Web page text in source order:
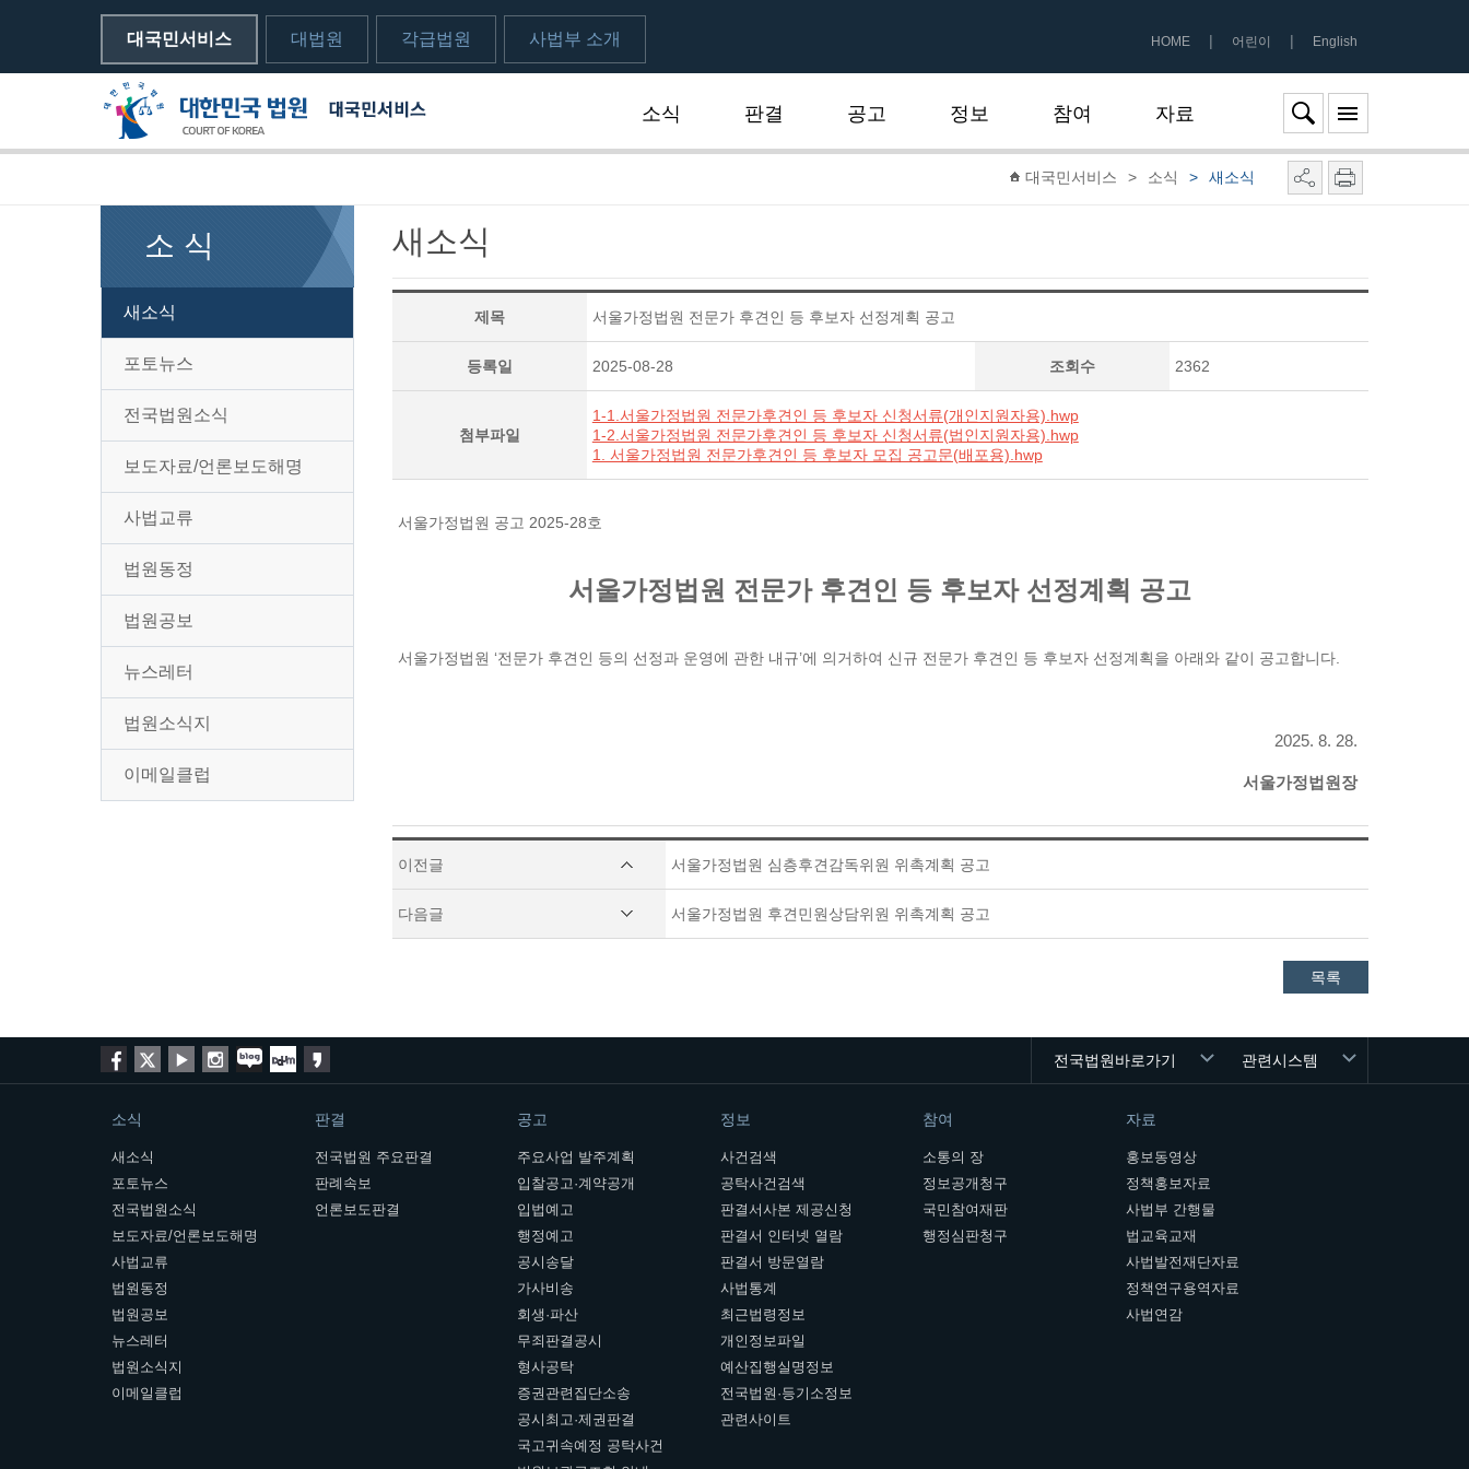
대국민서비스 대법원 각급법원 사법부 소개 HOME | 어린이 | English
소식 판결 공고 정보 참여 자료
메뉴전체보기
대국민서비스 > 소식 > 새소식
소 식
새소식
포토뉴스
전국법원소식
보도자료/언론보도해명
사법교류
법원동정
법원공보
뉴스레터
법원소식지
이메일클럽
새소식
제목 서울가정법원 전문가 후견인 등 후보자 선정계획 공고
등록일 2025-08-28 조회수 2362
첨부파일
1-1.서울가정법원 전문가후견인 등 후보자 신청서류(개인지원자용).hwp
1-2.서울가정법원 전문가후견인 등 후보자 신청서류(법인지원자용).hwp
1. 서울가정법원 전문가후견인 등 후보자 모집 공고문(배포용).hwp
서울가정법원 공고 2025-28호
서울가정법원 전문가 후견인 등 후보자 선정계획 공고
서울가정법원 ‘전문가 후견인 등의 선정과 운영에 관한 내규’에 의거하여 신규 전문가 후견인 등 후보자 선정계획을 아래와 같이 공고합니다.
2025. 8. 28.
서울가정법원장
이전글 서울가정법원 심층후견감독위원 위촉계획 공고
다음글 서울가정법원 후견민원상담위원 위촉계획 공고
목록
전국법원바로가기 관련시스템
소식
새소식
포토뉴스
전국법원소식
보도자료/언론보도해명
사법교류
법원동정
법원공보
뉴스레터
법원소식지
이메일클럽
판결
전국법원 주요판결
판례속보
언론보도판결
공고
주요사업 발주계획
입찰공고·계약공개
입법예고
행정예고
공시송달
가사비송
회생·파산
무죄판결공시
형사공탁
증권관련집단소송
공시최고·제권판결
국고귀속예정 공탁사건
정보
사건검색
공탁사건검색
판결서사본 제공신청
판결서 인터넷 열람
판결서 방문열람
사법통계
최근법령정보
개인정보파일
예산집행실명정보
전국법원·등기소정보
관련사이트
참여
소통의 장
정보공개청구
국민참여재판
행정심판청구
자료
홍보동영상
정책홍보자료
사법부 간행물
법교육교재
사법발전재단자료
정책연구용역자료
사법연감